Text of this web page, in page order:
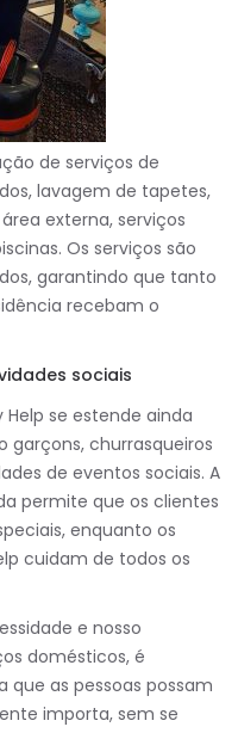
de serviços de
lavagem de tapetes,
externa, serviços
Os serviços são
garantindo que tanto
recebam o
sociais
Help se estende ainda
garçons, churrasqueiros
de eventos sociais. A
permite que os clientes
enquanto os
cuidam de todos os
e nosso
domésticos, é
as pessoas possam
importa, sem se